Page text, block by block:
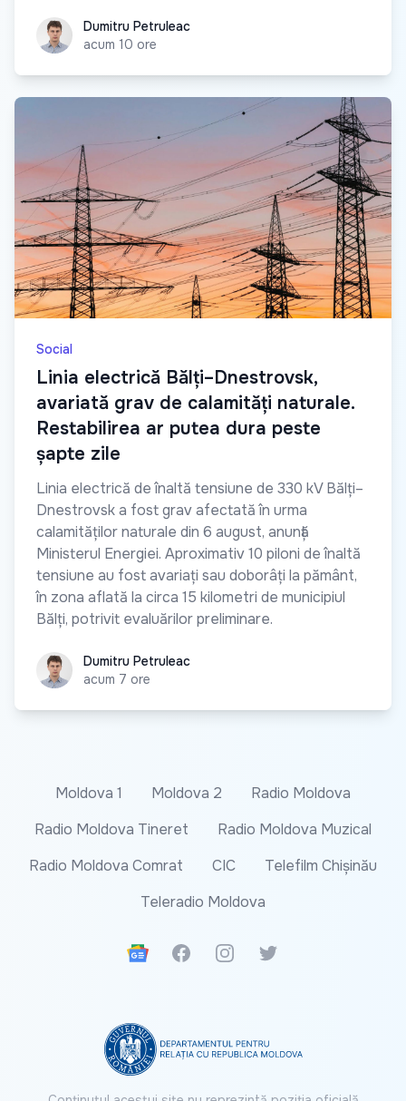
Dumitru Petruleac
Dumitru Petruleac
acum 10 ore
Social
Linia electrică Bălți–Dnestrovsk,
avariată grav de calamități naturale.
Restabilirea ar putea dura peste
șapte zile
Linia electrică de înaltă tensiune de 330 kV Bălți–
Dnestrovsk a fost grav afectată în urma
calamităților naturale din 6 august, anunță
Ministerul Energiei. Aproximativ 10 piloni de înaltă
tensiune au fost avariați sau doborâți la pământ,
în zona aflată la circa 15 kilometri de municipiul
Bălți, potrivit evaluărilor preliminare.
Dumitru Petruleac
Dumitru Petruleac
acum 7 ore
Moldova 1 Moldova 2
Radio Moldova
Radio Moldova Tineret
Radio Moldova Muzical
Radio Moldova Comrat
CIC
Telefilm Chișinău
Teleradio Moldova
Google News
FacebookInstagramTwitter